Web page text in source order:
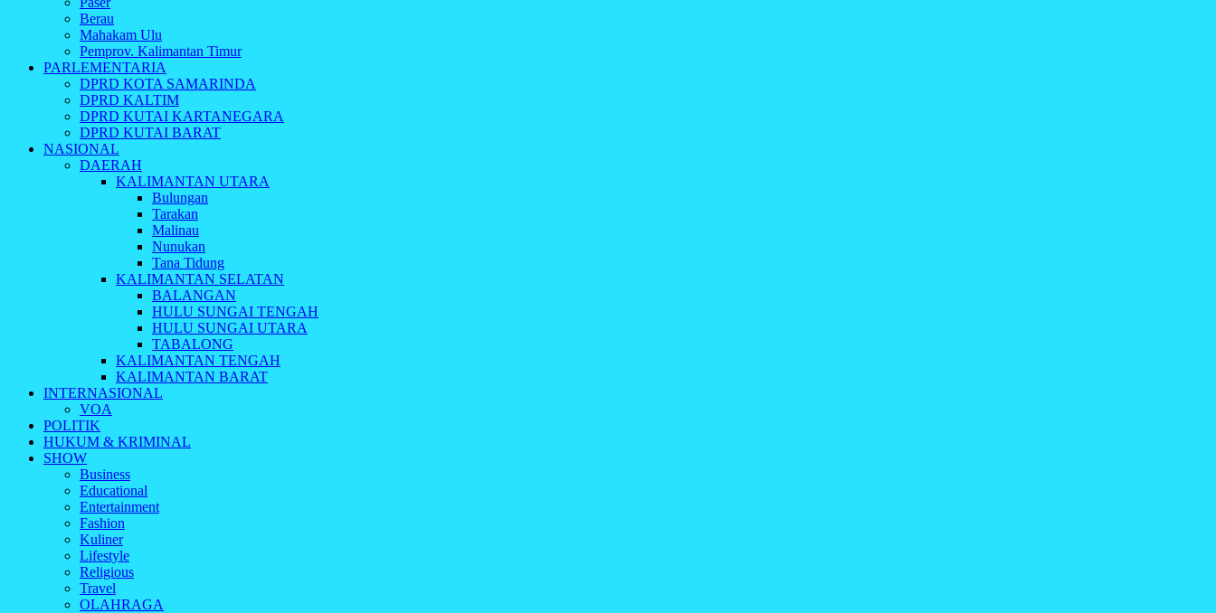
Berau
Mahakam Ulu
Pemprov. Kalimantan Timur
PARLEMENTARIA
DPRD KOTA SAMARINDA
DPRD KALTIM
DPRD KUTAI KARTANEGARA
DPRD KUTAI BARAT
NASIONAL
DAERAH
KALIMANTAN UTARA
Bulungan
Tarakan
Malinau
Nunukan
Tana Tidung
KALIMANTAN SELATAN
BALANGAN
HULU SUNGAI TENGAH
HULU SUNGAI UTARA
TABALONG
KALIMANTAN TENGAH
KALIMANTAN BARAT
INTERNASIONAL
VOA
POLITIK
HUKUM & KRIMINAL
SHOW
Business
Educational
Entertainment
Fashion
Kuliner
Lifestyle
Religious
Travel
OLAHRAGA